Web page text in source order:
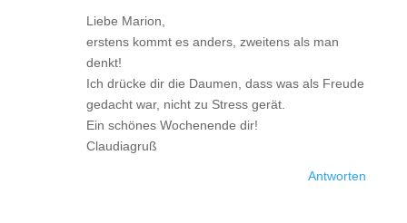
Liebe Marion,
erstens kommt es anders, zweitens als man
denkt!
Ich drücke dir die Daumen, dass was als Freude
gedacht war, nicht zu Stress gerät.
Ein schönes Wochenende dir!
Claudiagruß
Antworten